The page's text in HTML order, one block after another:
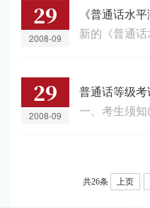
29
2008-09
《普通话水
29
2008-09
普通话等级
共26条 上页